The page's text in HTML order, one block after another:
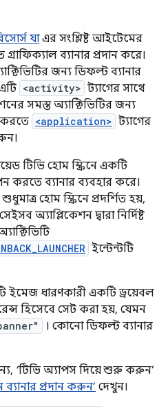
যাএর সংশ্লিষ্ট আইটেমের
ব্যানার প্রদান করে।
জন্য ডিফল্ট ব্যানার
<activity> ট্যাগের সাথে
সমস্ত অ্যাক্টিভিটির জন্য
করতে <application> ট্যাগের
টিভি হোম স্ক্রিনে একটি
করতে ব্যানার ব্যবহার করে।
হোম স্ক্রিনে প্রদর্শিত হয়,
অ্যাপ্লিকেশন দ্বারা নির্দিষ্ট
ইন্টেন্টটি
ইমেজ ধারণকারী একটি ড্রয়েবল
হিসেবে সেট করা হয়, যেমন
। কোনো ডিফল্ট ব্যানার
‘টিভি অ্যাপস দিয়ে শুরু করুন’
ব্যানার প্রদান করুন’ দেখুন।